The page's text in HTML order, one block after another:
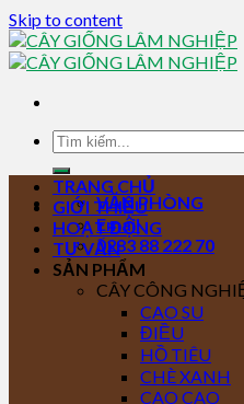
Skip to content
VĂN PHÒNG
Email
0283 88 222 70
TRANG CHỦ
GIỚI THIỆU
HOẠT ĐỘNG
TƯ VẤN
SẢN PHẨM
CÂY CÔNG
CAO SU
ĐIỀU
HỒ TIÊU
CHÈ XANH
CAO CAO